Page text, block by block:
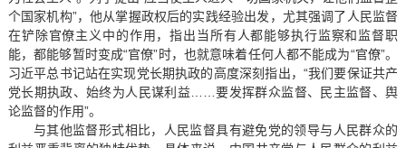
个国家机构”，他从掌握政权后的实践经验出发，尤其强调了人民监督
在铲除官僚主义中的作用，指出当所有人都能够执行监察和监督职
能，都能够暂时变成“官僚”时，也就意味着任何人都不能成为“官僚”。
习近平总书记站在实现党长期执政的高度深刻指出，“我们要保证共产
党长期执政、始终为人民谋利益……要发挥群众监督、民主监督、舆
论监督的作用”。
与其他监督形式相比，人民监督具有避免党的领导与人民群众的